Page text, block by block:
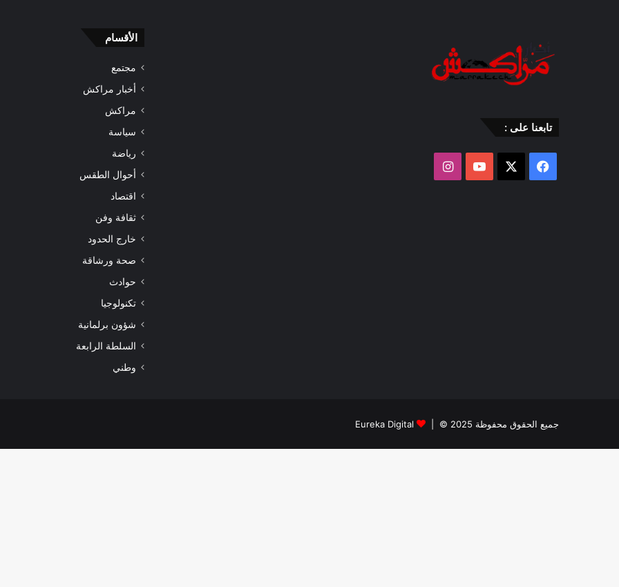
تابعنا على :
فيسبوك ‫YouTube
الأقسام
مجتمع
أخبار مراكش
مراكش
سياسة
رياضة
أحوال الطقس
اقتصاد
ثقافة وفن
خارج الحدود
صحة ورشاقة
حوادث
تكنولوجيا
شؤون برلمانية
السلطة الرابعة
وطني
جميع الحقوق محفوظة 2025 © | Eureka Digital